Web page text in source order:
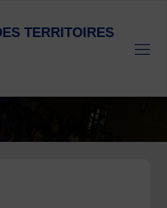
ES TERRITOIRES